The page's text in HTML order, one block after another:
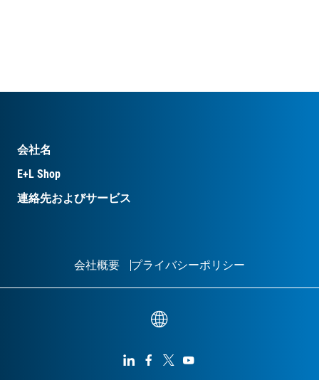
会社名
E+L Shop
連絡先およびサービス
会社概要 プライバシーポリシー
   